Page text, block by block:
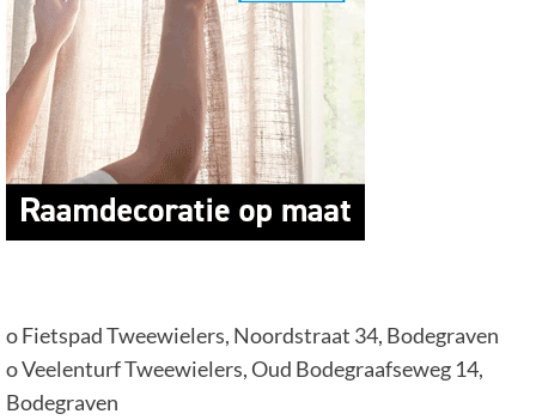
o Fietspad Tweewielers, Noordstraat 34, Bodegraven
o Veelenturf Tweewielers, Oud Bodegraafseweg 14,
Bodegraven